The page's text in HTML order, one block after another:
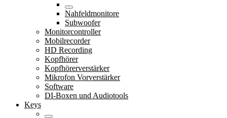
Nahfeldmonitore
Subwoofer
Monitorcontroller
Mobilrecorder
HD Recording
Kopfhörer
Kopfhörerverstärker
Mikrofon Vorverstärker
Software
DI-Boxen und Audiotools
Keys